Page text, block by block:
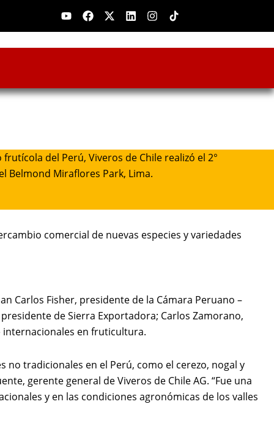
YoutubeFacebook
X-
twitter
LinkedinInstagram
del Perú, Viveros de Chile realizó el 2°
Belmond Miraflores Park, Lima.
comercial de nuevas especies y variedades
Carlos Fisher, presidente de la Cámara Peruano –
de Sierra Exportadora; Carlos Zamorano,
internacionales en fruticultura.
tradicionales en el Perú, como el cerezo, nogal y
gerente general de Viveros de Chile AG. “Fue una
y en las condiciones agronómicas de los valles